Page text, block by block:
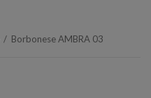
/ Borbonese AMBRA 03